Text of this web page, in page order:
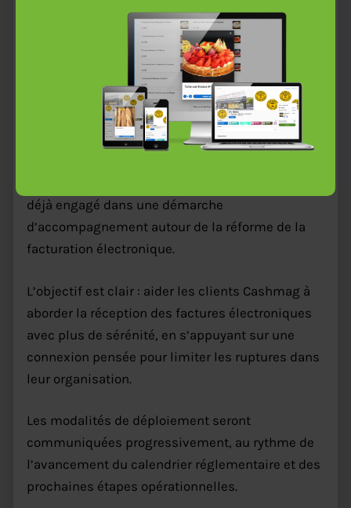
Prendre rendez-vous !
clients Cashmag
Cashmag accompagne les commerçants dans
leur activité quotidienne : encaissement, caisse
enregistreuse, suivi des ventes, outils métier et
accompagnement terrain.
déjà engagé dans une démarche
d’accompagnement autour de la réforme de la
facturation électronique.
L’objectif est clair : aider les clients Cashmag à
aborder la réception des factures électroniques
avec plus de sérénité, en s’appuyant sur une
connexion pensée pour limiter les ruptures dans
leur organisation.
Les modalités de déploiement seront
communiquées progressivement, au rythme de
l’avancement du calendrier réglementaire et des
prochaines étapes opérationnelles.